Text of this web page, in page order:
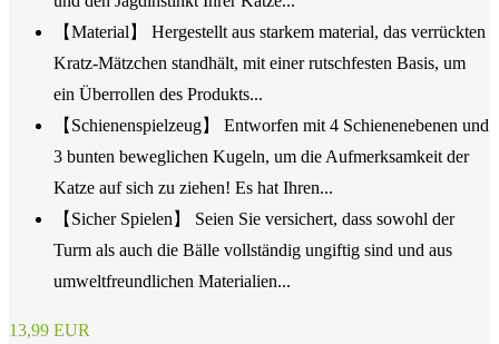
【Material】 Hergestellt aus starkem material, das verrückten
Kratz-Mätzchen standhält, mit einer rutschfesten Basis, um
ein Überrollen des Produkts...
【Schienenspielzeug】 Entworfen mit 4 Schienenebenen und
3 bunten beweglichen Kugeln, um die Aufmerksamkeit der
Katze auf sich zu ziehen! Es hat Ihren...
【Sicher Spielen】 Seien Sie versichert, dass sowohl der
Turm als auch die Bälle vollständig ungiftig sind und aus
umweltfreundlichen Materialien...
13,99 EUR